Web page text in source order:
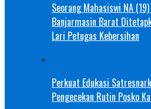
Seorang Mahasiswi NA
Banjarmasin Barat
Lari Petugas Kebersihan
Perkuat Edukasi
Pengecekan Rutin Posko